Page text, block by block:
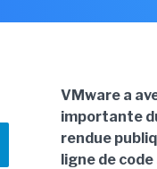
VMware a
importante
rendue
ligne de